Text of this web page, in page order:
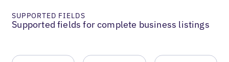
SUPPORTED FIELDS
Supported fields for complete business listings